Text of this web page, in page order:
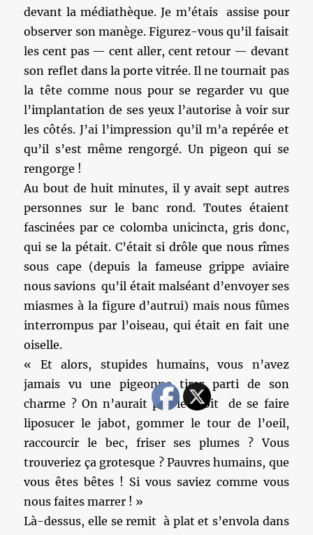
devant la médiathèque. Je m’étais assise pour
observer son manège. Figurez-vous qu’il faisait
les cent pas — cent aller, cent retour — devant
son reflet dans la porte vitrée. Il ne tournait pas
la tête comme nous pour se regarder vu que
l’implantation de ses yeux l’autorise à voir sur
les côtés. J’ai l’impression qu’il m’a repérée et
qu’il s’est même rengorgé. Un pigeon qui se
rengorge !
Au bout de huit minutes, il y avait sept autres
personnes sur le banc rond. Toutes étaient
fascinées par ce colomba unicincta, gris donc,
qui se la pétait. C’était si drôle que nous rîmes
sous cape (depuis la fameuse grippe aviaire
nous savions qu’il était malséant d’envoyer ses
miasmes à la figure d’autrui) mais nous fûmes
interrompus par l’oiseau, qui était en fait une
oiselle.
« Et alors, stupides humains, vous n’avez
jamais vu une pigeonne tirer parti de son
charme ? On n’aurait pas le droit de se faire
liposucer le jabot, gommer le tour de l’oeil,
raccourcir le bec, friser ses plumes ? Vous
trouveriez ça grotesque ? Pauvres humains, que
vous êtes bêtes ! Si vous saviez comme vous
nous faites marrer ! »
Là-dessus, elle se remit à plat et s’envola dans